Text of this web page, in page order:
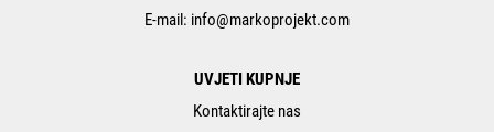
E-mail: info@markoprojekt.com
UVJETI KUPNJE
Kontaktirajte nas